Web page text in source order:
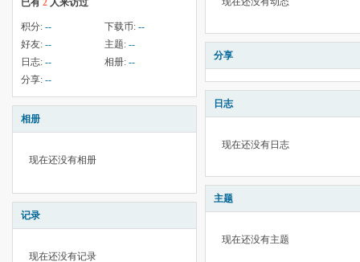
已有 2 人来访过
积分: -- 下载币: --
好友: -- 主题: --
日志: -- 相册: --
分享: --
相册
现在还没有相册
记录
现在还没有记录
分享
日志
现在还没有日志
主题
现在还没有主题